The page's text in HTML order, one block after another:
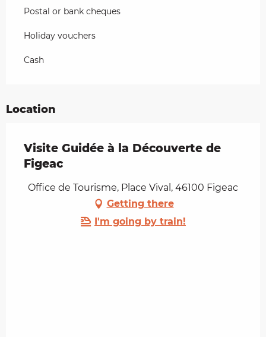
Postal or bank cheques
Holiday vouchers
Cash
Location
Visite Guidée à la Découverte de
Figeac
Office de Tourisme, Place Vival, 46100 Figeac
Getting there
I'm going by train!